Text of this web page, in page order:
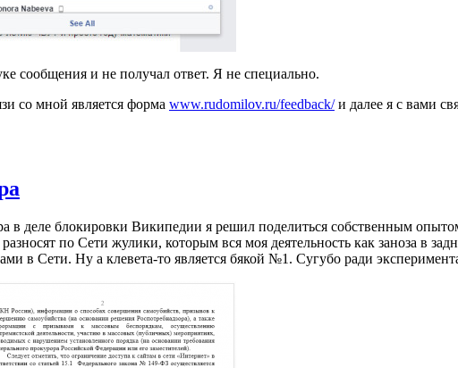
сообщения и не получал ответ. Я не специально.
со мной является форма www.rudomilov.ru/feedback/и далее я с вами
в деле блокировки Википедии я решил поделиться собственным
разносят по Сети жулики, которым вся моя деятельность как заноза в
в Сети. Ну а клевета-то является бякой №1. Сугубо ради